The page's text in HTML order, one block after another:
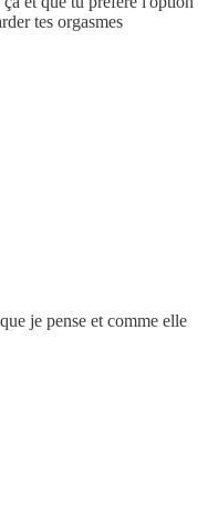
tes orgasmes
je pense et comme elle